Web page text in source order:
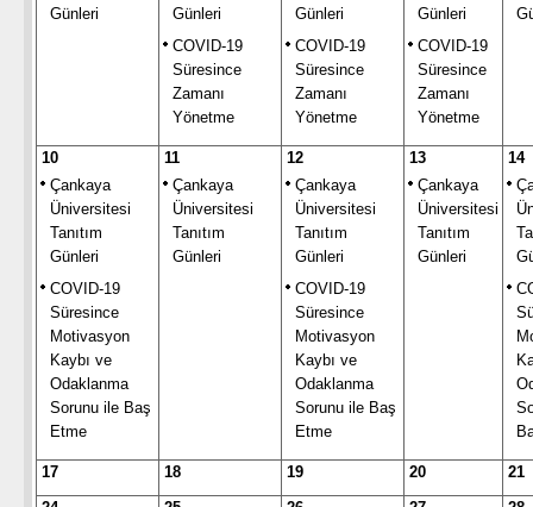
Günleri
Günleri
COVID-19
Süresince
Zamanı
Yönetme
Günleri
COVID-19
Süresince
Zamanı
Yönetme
Günleri
COVID-19
Süresince
Zamanı
Yönetme
10
Çankaya
Üniversitesi
Tanıtım
Günleri
COVID-19
Süresince
Motivasyon
Kaybı ve
Odaklanma
Sorunu ile Baş
Etme
11
Çankaya
Üniversitesi
Tanıtım
Günleri
12
Çankaya
Üniversitesi
Tanıtım
Günleri
COVID-19
Süresince
Motivasyon
Kaybı ve
Odaklanma
Sorunu ile Baş
Etme
13
Çankaya
Üniversitesi
Tanıtım
Günleri
14
17 18 19 20
21